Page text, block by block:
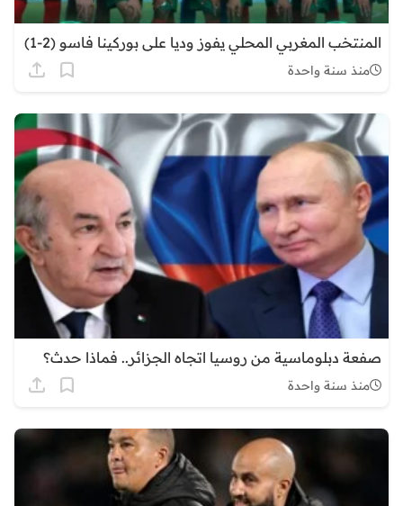
المنتخب المغربي المحلي يفوز وديا على بوركينا فاسو (2-1)
منذ سنة واحدة
صفعة دبلوماسية من روسيا اتجاه الجزائر.. فماذا حدث؟
منذ سنة واحدة